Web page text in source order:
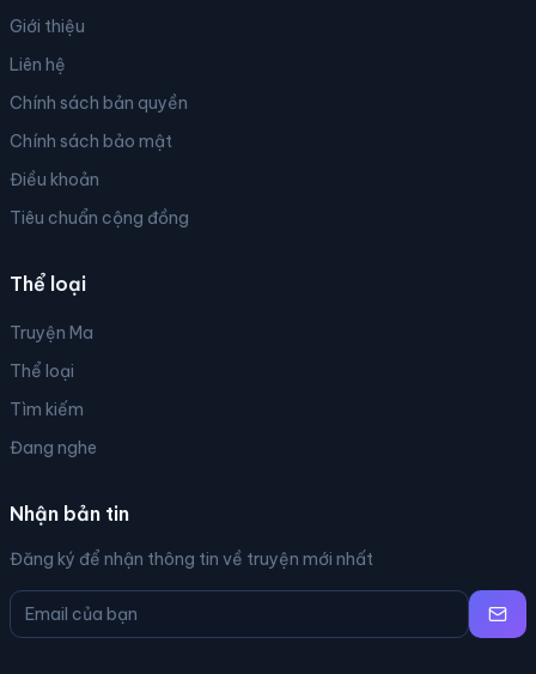
Giới thiệu
Liên hệ
Chính sách bản quyền
Chính sách bảo mật
Điều khoản
Tiêu chuẩn cộng đồng
Thể loại
Truyện Ma
Thể loại
Tìm kiếm
Đang nghe
Nhận bản tin
Đăng ký để nhận thông tin về truyện mới nhất